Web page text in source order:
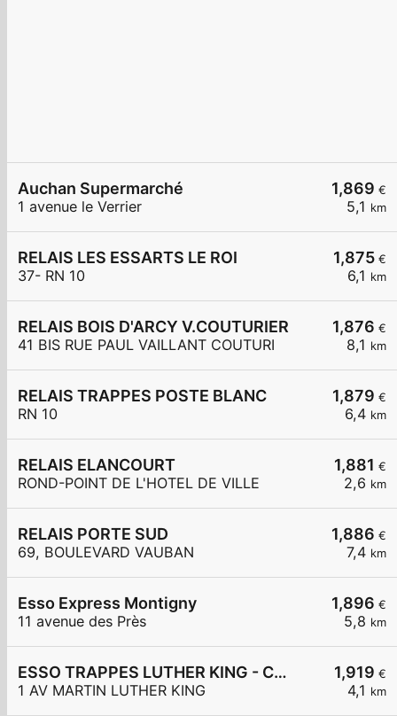
1,869 €
5,1 km
Auchan Supermarché
1 avenue le Verrier
1,875 €
6,1 km
RELAIS LES ESSARTS LE ROI
37- RN 10
1,876 €
8,1 km
RELAIS BOIS D'ARCY V.COUTURIER
41 BIS RUE PAUL VAILLANT COUTURI
1,879 €
6,4 km
RELAIS TRAPPES POSTE BLANC
RN 10
1,881 €
2,6 km
RELAIS ELANCOURT
ROND-POINT DE L'HOTEL DE VILLE
1,886 €
7,4 km
RELAIS PORTE SUD
69, BOULEVARD VAUBAN
1,896 €
5,8 km
Esso Express Montigny
11 avenue des Près
1,919 €
4,1 km
ESSO TRAPPES LUTHER KING - CARREFOUR EXPRESS
1 AV MARTIN LUTHER KING